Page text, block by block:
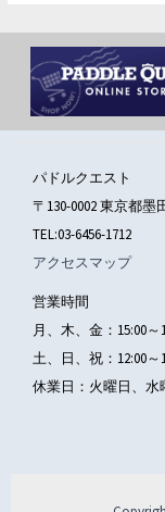
パドルクエスト
〒130-0002 東京都墨
TEL:03-6456-1712
アクセスマップ
営業時間
月、木、金：15:00～
土、日、祝：12:00～
休業日：火曜日、水